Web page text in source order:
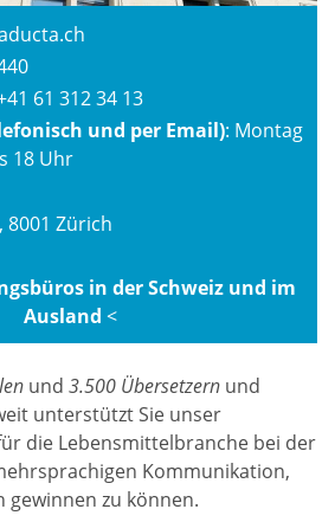
61 312 34 13
und per Email): Montag
18 Uhr
8001 Zürich
in der Schweiz und im
Ausland <
und 3.500 Übersetzern und
unterstützt Sie unser
die Lebensmittelbranche bei der
Kommunikation,
gewinnen zu können.